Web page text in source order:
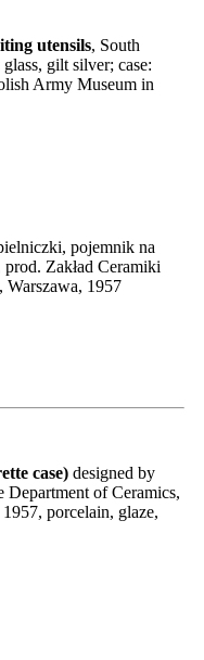
utensils, South
gilt silver; case:
Army Museum in
pojemnik na
Zakład Ceramiki
Warszawa, 1957
case) designed by
Department of Ceramics,
porcelain, glaze,